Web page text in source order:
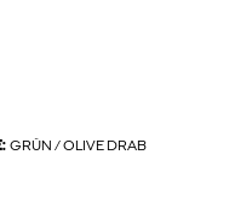
GRÜN / OLIVE DRAB